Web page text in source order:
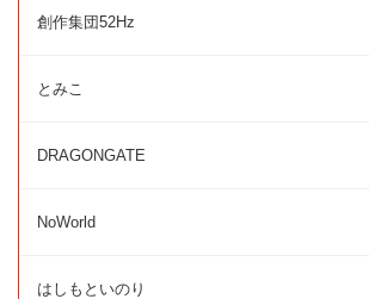
創作集団52Hz
とみこ
DRAGONGATE
NoWorld
はしもといのり